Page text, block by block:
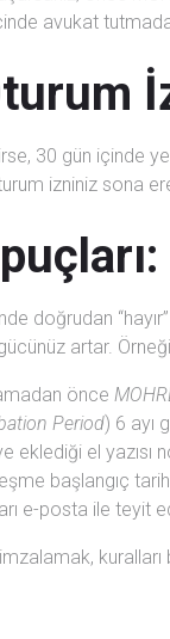
avukat
30 gün içinde
izniniz sona
doğrudan
artar.
önce
Period) 6 ayı
eklediği el yazısı
başlangıç
e-posta ile teyit
kuralları